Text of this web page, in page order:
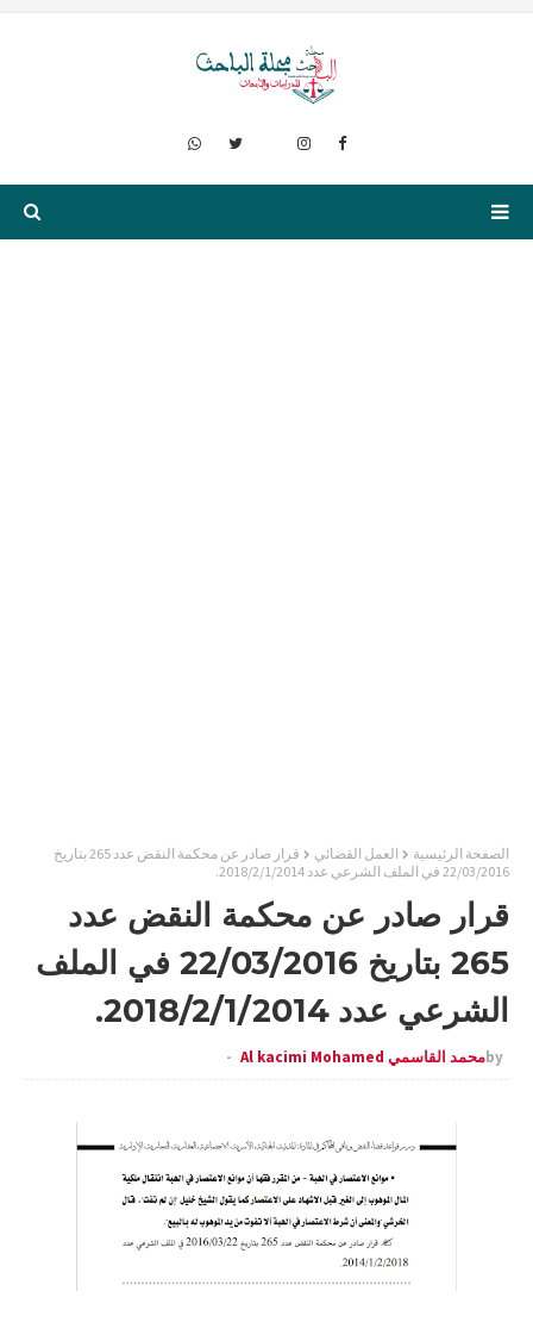
الصفحة الرئيسية العمل القضائي
قرار صادر عن محكمة النقض عدد 265 بتاريخ
22/03/2016 في الملف الشرعي عدد 2018/2/1/2014.
قرار صادر عن محكمة النقض عدد
265 بتاريخ 22/03/2016 في الملف
الشرعي عدد 2018/2/1/2014.
byمحمد القاسمي Al kacimi Mohamed